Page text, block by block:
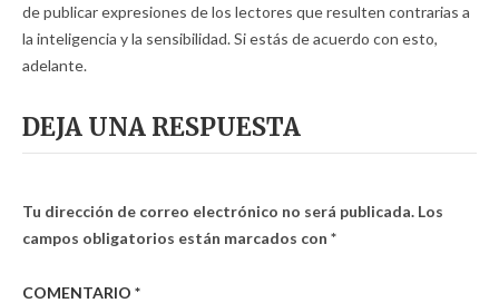
de publicar expresiones de los lectores que resulten contrarias a
la inteligencia y la sensibilidad. Si estás de acuerdo con esto,
adelante.
DEJA UNA RESPUESTA
Tu dirección de correo electrónico no será publicada. Los
campos obligatorios están marcados con *
COMENTARIO *